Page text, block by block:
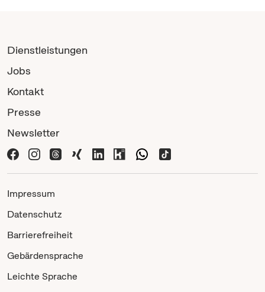
Dienstleistungen
Jobs
Kontakt
Presse
Newsletter
Impressum
Datenschutz
Barrierefreiheit
Gebärdensprache
Leichte Sprache